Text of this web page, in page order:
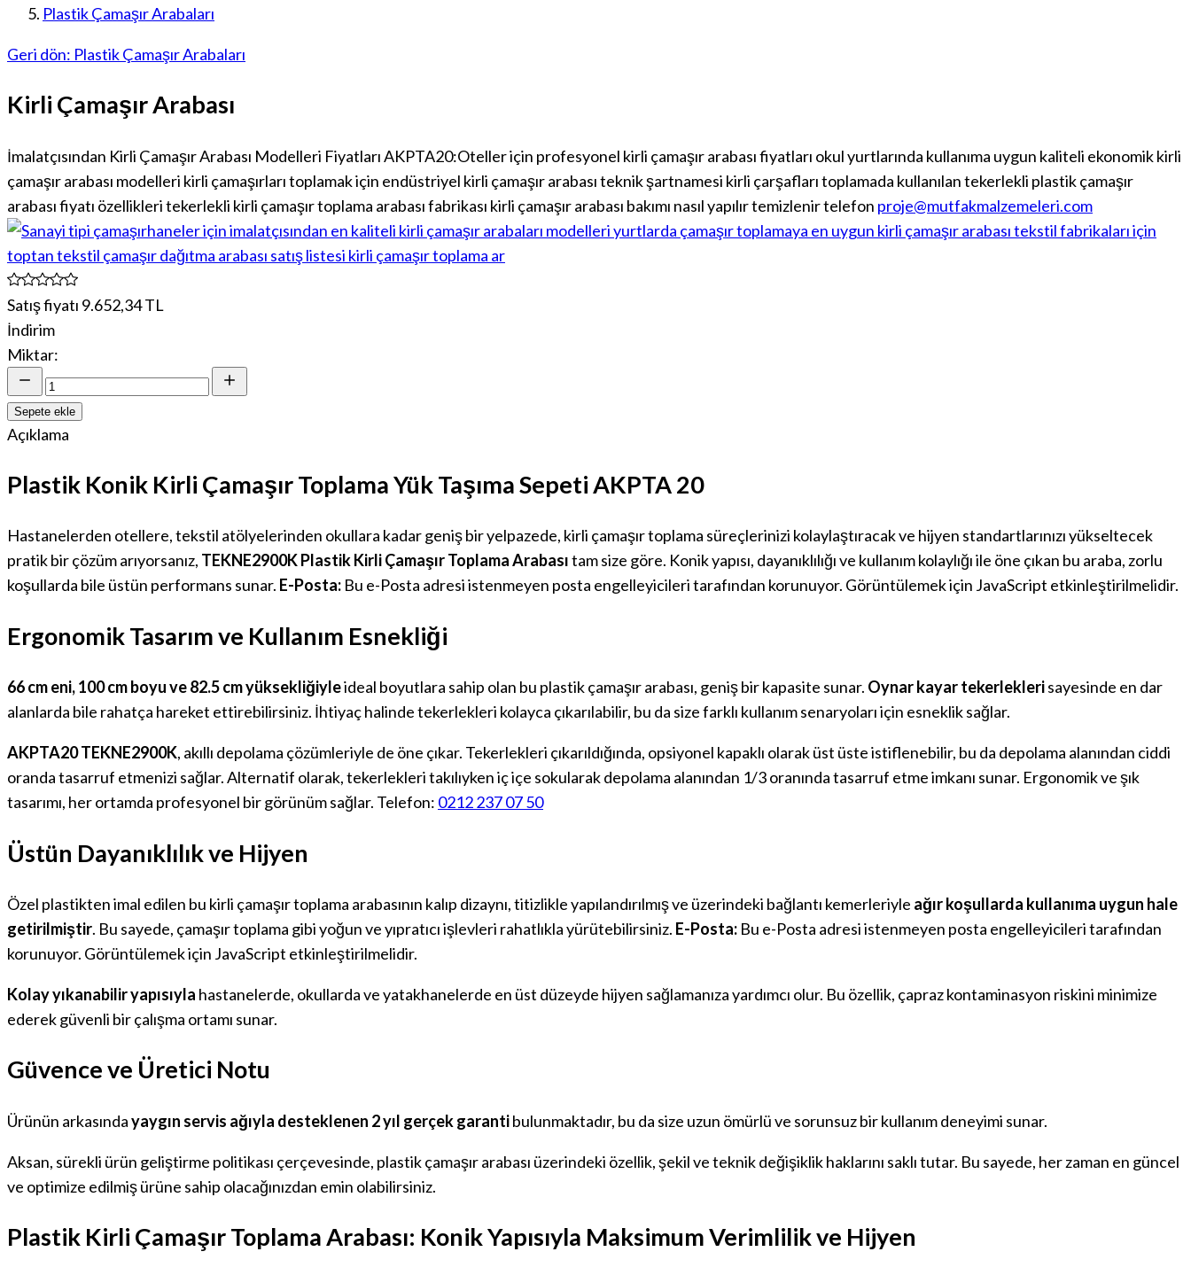
Plastik Çamaşır Arabaları
Geri dön: Plastik Çamaşır Arabaları
Kirli Çamaşır Arabası
İmalatçısından Kirli Çamaşır Arabası Modelleri Fiyatları AKPTA20:Oteller için profesyonel kirli çamaşır arabası fiyatları okul yurtlarında kullanıma uygun kaliteli ekonomik kirli
çamaşır arabası modelleri kirli çamaşırları toplamak için endüstriyel kirli çamaşır arabası teknik şartnamesi kirli çarşafları toplamada kullanılan tekerlekli plastik çamaşır
arabası fiyatı özellikleri tekerlekli kirli çamaşır toplama arabası fabrikası kirli çamaşır arabası bakımı nasıl yapılır temizlenir telefon proje@mutfakmalzemeleri.com
Satış fiyatı 9.652,34 TL
İndirim
Miktar:
Sepete ekle
Açıklama
Plastik Konik Kirli Çamaşır Toplama Yük Taşıma Sepeti AKPTA 20
Hastanelerden otellere, tekstil atölyelerinden okullara kadar geniş bir yelpazede, kirli çamaşır toplama süreçlerinizi kolaylaştıracak ve hijyen standartlarınızı yükseltecek
pratik bir çözüm arıyorsanız, TEKNE2900K Plastik Kirli Çamaşır Toplama Arabasıtam size göre. Konik yapısı, dayanıklılığı ve kullanım kolaylığı ile öne çıkan bu araba, zorlu
koşullarda bile üstün performans sunar. E-Posta: Bu e-Posta adresi istenmeyen posta engelleyicileri tarafından korunuyor. Görüntülemek için JavaScript etkinleştirilmelidir.
Ergonomik Tasarım ve Kullanım Esnekliği
66 cm eni, 100 cm boyu ve 82.5 cm yüksekliğiyleideal boyutlara sahip olan bu plastik çamaşır arabası, geniş bir kapasite sunar. Oynar kayar tekerleklerisayesinde en dar
alanlarda bile rahatça hareket ettirebilirsiniz. İhtiyaç halinde tekerlekleri kolayca çıkarılabilir, bu da size farklı kullanım senaryoları için esneklik sağlar.
AKPTA20 TEKNE2900K, akıllı depolama çözümleriyle de öne çıkar. Tekerlekleri çıkarıldığında, opsiyonel kapaklı olarak üst üste istiflenebilir, bu da depolama alanından ciddi
oranda tasarruf etmenizi sağlar. Alternatif olarak, tekerlekleri takılıykeniç içe sokularak depolama alanından 1/3 oranında tasarruf etmeimkanı sunar. Ergonomik ve şık
tasarımı, her ortamda profesyonel bir görünüm sağlar. Telefon: 0212 237 07 50
Üstün Dayanıklılık ve Hijyen
Özel plastikten imal edilen bu kirli çamaşır toplama arabasının kalıp dizaynı, titizlikle yapılandırılmış ve üzerindeki bağlantı kemerleriyle ağır koşullarda kullanıma uygun hale
getirilmiştir. Bu sayede, çamaşır toplama gibi yoğun ve yıpratıcı işlevleri rahatlıkla yürütebilirsiniz. E-Posta: Bu e-Posta adresi istenmeyen posta engelleyicileri tarafından
korunuyor. Görüntülemek için JavaScript etkinleştirilmelidir.
Kolay yıkanabilir yapısıyla hastanelerde, okullarda ve yatakhanelerde en üst düzeyde hijyen sağlamanıza yardımcı olur. Bu özellik, çapraz kontaminasyon riskini minimize
ederek güvenli bir çalışma ortamı sunar.
Güvence ve Üretici Notu
Ürünün arkasındayaygın servis ağıyla desteklenen 2 yıl gerçek garantibulunmaktadır, bu da size uzun ömürlü ve sorunsuz bir kullanım deneyimi sunar.
Aksan, sürekli ürün geliştirme politikası çerçevesinde, plastik çamaşır arabası üzerindeki özellik, şekil ve teknik değişiklik haklarını saklı tutar. Bu sayede, her zaman en güncel
ve optimize edilmiş ürüne sahip olacağınızdan emin olabilirsiniz.
Plastik Kirli Çamaşır Toplama Arabası: Konik Yapısıyla Maksimum Verimlilik ve Hijyen